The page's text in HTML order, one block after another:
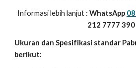
Informasi lebih lanjut : WhatsApp
212 7777 390
Ukuran dan Spesifikasi standar
berikut: